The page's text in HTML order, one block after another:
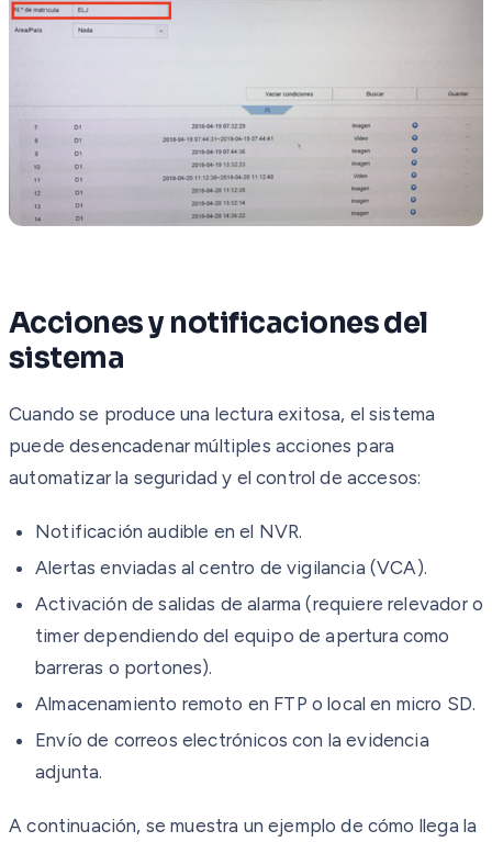
Acciones y notificaciones del
sistema
Cuando se produce una lectura exitosa, el sistema
puede desencadenar múltiples acciones para
automatizar la seguridad y el control de accesos:
Notificación audible en el NVR.
Alertas enviadas al centro de vigilancia (VCA).
Activación de salidas de alarma (requiere relevador o
timer dependiendo del equipo de apertura como
barreras o portones).
Almacenamiento remoto en FTP o local en micro SD.
Envío de correos electrónicos con la evidencia
adjunta.
A continuación, se muestra un ejemplo de cómo llega la